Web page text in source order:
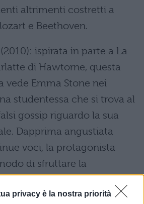
privacy è la nostra priorità
altrimenti costretti a
e Beethoven.
(2010): ispirata in parte a La
di Hawtorne, questa
vede Emma Stone nei
studentessa che si trova al
gossip riguardo la sua
Dapprima angustiata
voci, la protagonista
di sfruttare la